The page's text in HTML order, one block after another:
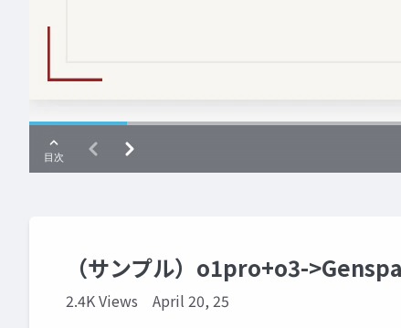
（サンプル）o1pro+o3-
2.4K Views April 20, 25